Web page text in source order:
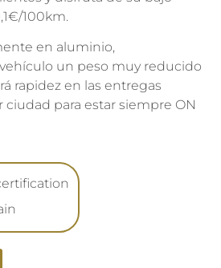
100km.
en aluminio,
un peso muy reducido
rapidez en las entregas
ciudad para estar siempre ON